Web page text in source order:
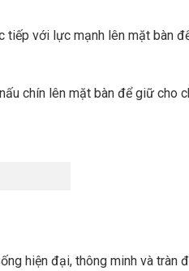
tiếp với lực mạnh lên mặt bàn
chín lên mặt bàn để giữ cho
hiện đại, thông minh và tràn